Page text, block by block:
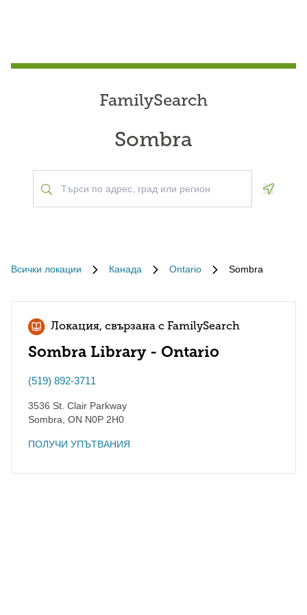
FamilySearch
Sombra
Всички локации Канада Ontario Sombra
Локация, свързана с FamilySearch
Sombra Library - Ontario
(519) 892-3711
3536 St. Clair Parkway
Sombra ON N0P 2H0
ПОЛУЧИ УПЪТВАНИЯ